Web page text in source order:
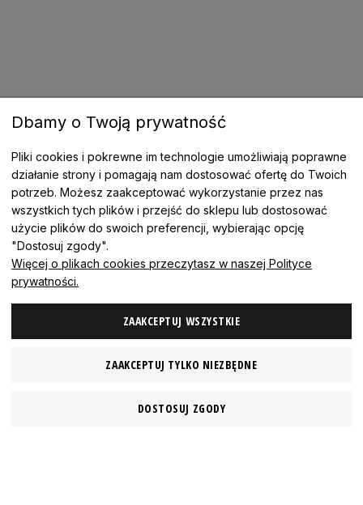
Dbamy o Twoją prywatność
Pliki cookies i pokrewne im technologie umożliwiają poprawne
działanie strony i pomagają nam dostosować ofertę do Twoich
potrzeb. Możesz zaakceptować wykorzystanie przez nas
wszystkich tych plików i przejść do sklepu lub dostosować
użycie plików do swoich preferencji, wybierając opcję
"Dostosuj zgody".
Więcej o plikach cookies przeczytasz w naszej Polityce
prywatności.
ZAAKCEPTUJ TYLKO NIEZBĘDNE
DOSTOSUJ ZGODY
ZAAKCEPTUJ WSZYSTKIE